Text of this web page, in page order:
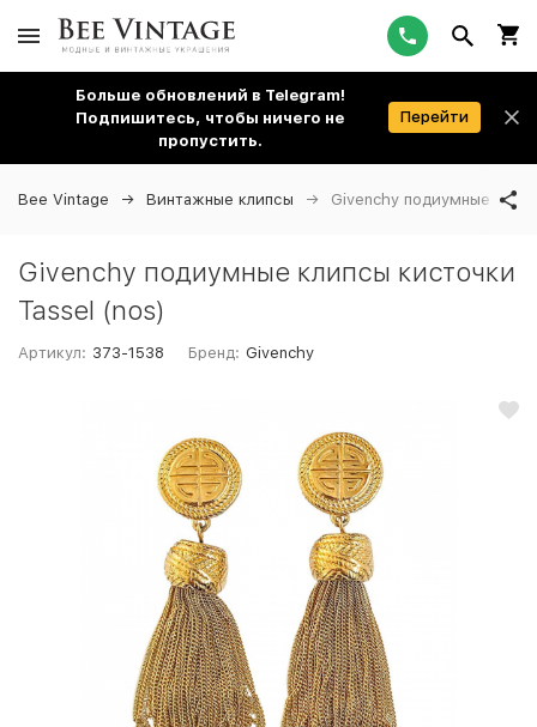
Больше обновлений в Telegram!
Подпишитесь, чтобы ничего не
пропустить.
Перейти
Bee Vintage Винтажные клипсы Givenchy подиумные
Givenchy подиумные клипсы кисточки
Tassel (nos)
Артикул: 373-1538 Бренд: Givenchy